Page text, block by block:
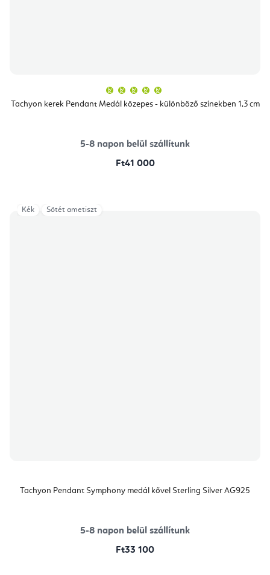
Tachyon kerek Pendant Medál közepes - különböző színekben 1,3 cm
átlagos
értékelése
csillag.
5-8 napon belül szállítunk
Ft41 000
Tachyon Pendant Symphony medál kővel Sterling Silver AG925
5-8 napon belül szállítunk
Ft33 100
Kék Sötét ametiszt